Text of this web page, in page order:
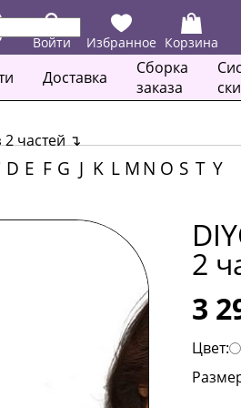
Войти Избранное Корзина
Доставка
Сборка
заказа
2 частей↴
D E F G J K L MN O S T Y
2
3
Цвет: